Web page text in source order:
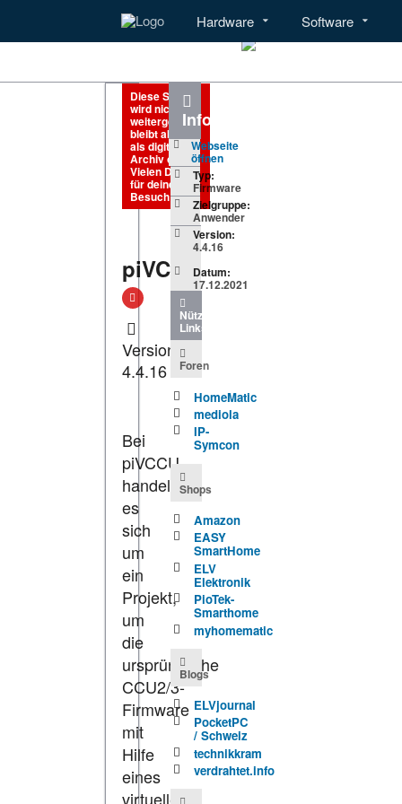
Hardware Software
Menü Hardware
Diese Seite
wird nicht
weitergeführt,
bleibt aber
als digitales
Archiv online.
Vielen Dank
für deinen
Besuch!
piVCCU
Version
4.4.16
Bei
piVCCU
handelt
es
sich
um
ein
Projekt,
um
die
ursprüngliche
CCU2/3-
Firmware
mit
Hilfe
eines
virtuellen
Informationen
Webseite
öffnen
Typ:
Firmware
Zielgruppe:
Anwender
Version:
4.4.16
Datum:
17.12.2021
Nützliche
Links
Foren
HomeMatic
mediola
IP-
Symcon
Shops
Amazon
EASY
SmartHome
ELV
Elektronik
PioTek-
Smarthome
myhomematic
Blogs
ELVjournal
PocketPC
/ Schweiz
technikkram
verdrahtet.info